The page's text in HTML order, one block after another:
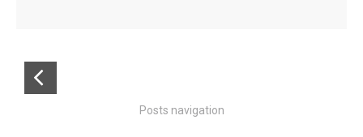
Posts navigation